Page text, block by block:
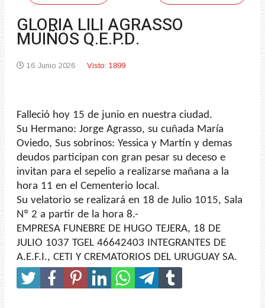
GLORIA LILI AGRASSO
MUIÑOS Q.E.P.D.
16 Junio 2026 Visto: 1899
Falleció hoy 15 de junio en nuestra ciudad.
Su Hermano: Jorge Agrasso, su cuñada María
Oviedo, Sus sobrinos: Yessica y Martín y demas
deudos participan con gran pesar su deceso e
invitan para el sepelio a realizarse mañana a la
hora 11 en el Cementerio local.
Su velatorio se realizará en 18 de Julio 1015, Sala
Nº 2 a partir de la hora 8.-
EMPRESA FUNEBRE DE HUGO TEJERA, 18 DE
JULIO 1037 TGEL 46642403 INTEGRANTES DE
A.E.F.I., CETI Y CREMATORIOS DEL URUGUAY SA.